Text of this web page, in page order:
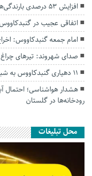
افزایش ۵۳ درصدی بارندگی‌ها در گلستان
اتفاقی عجیب در‌
امام جمعه گنبدکاووس:
صدای شهروند: تیرهای
۱۱ دهیاری گنبدکاووس به شبکه حفاظت مردمی منابع طبیعی پیوستند
هشدار هواشناسی؛ احتمال
رودخانه‌ها در گلستان
محل تبلیغات